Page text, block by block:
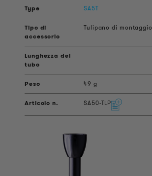
SA5T
Tulipano di montaggio
49 g
SA50-TLP